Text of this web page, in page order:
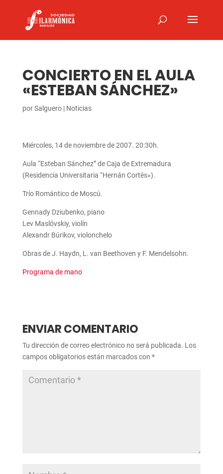
CONCIERTO EN EL AULA
«ESTEBAN SÁNCHEZ»
porSalguero| Noticias
Miércoles, 14 de noviembre de 2007. 20:30h.
Aula “Esteban Sánchez” de Caja de Extremadura
(Residencia Universitaria “Hernán Cortés»).
Trío Romántico de Moscú.
Gennady Dziubenko, piano
Lev Maslóvskiy, violín
Alexandr Búrikov, violonchelo
Obras de J. Haydn, L. van Beethoven y F. Mendelsohn.
Programa de mano
ENVIAR COMENTARIO
Tu dirección de correo electrónico no será publicada. Los
campos obligatorios están marcados con *